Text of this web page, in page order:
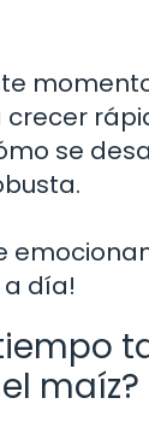
crecer
se
día!
maíz?